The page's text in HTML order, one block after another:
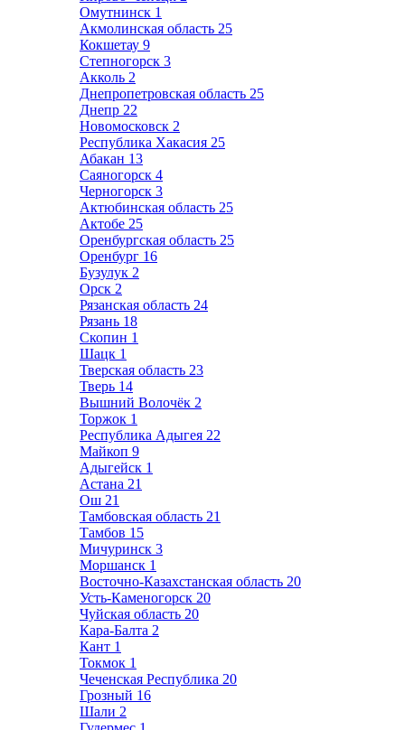
Омутнинск 1
Акмолинская область 25
Кокшетау 9
Степногорск 3
Акколь 2
Днепропетровская область 25
Днепр 22
Новомосковск 2
Республика Хакасия 25
Абакан 13
Саяногорск 4
Черногорск 3
Актюбинская область 25
Актобе 25
Оренбургская область 25
Оренбург 16
Бузулук 2
Орск 2
Рязанская область 24
Рязань 18
Скопин 1
Шацк 1
Тверская область 23
Тверь 14
Вышний Волочёк 2
Торжок 1
Республика Адыгея 22
Майкоп 9
Адыгейск 1
Астана 21
Ош 21
Тамбовская область 21
Тамбов 15
Мичуринск 3
Моршанск 1
Восточно-Казахстанская область 20
Усть-Каменогорск 20
Чуйская область 20
Кара-Балта 2
Кант 1
Токмок 1
Чеченская Республика 20
Грозный 16
Шали 2